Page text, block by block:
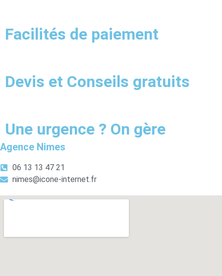
Facilités de paiement
Devis et Conseils gratuits
Une urgence ? On gère
Agence Nimes
06 13 13 47 21
nimes@icone-internet.fr